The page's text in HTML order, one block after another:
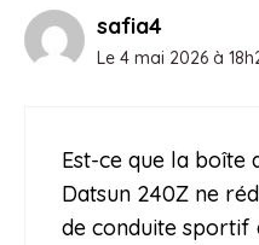
safia4
Le 4 mai 2026 à
Est-ce que la boîte
Datsun 240Z ne
de conduite sportif